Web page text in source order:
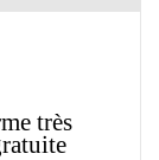
très